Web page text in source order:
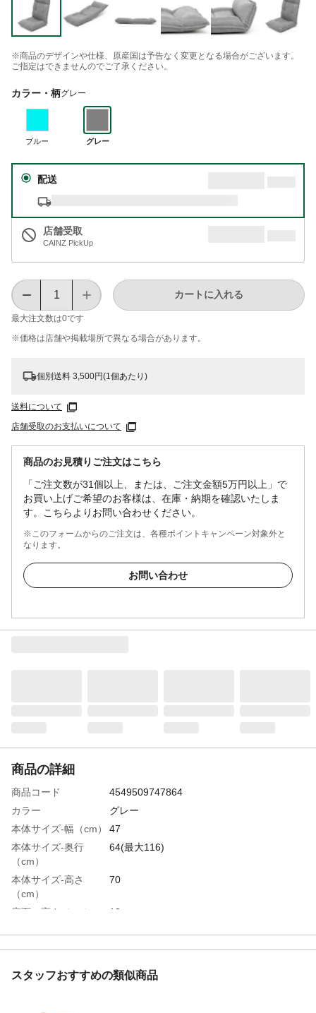
※商品のデザインや仕様、原産国は予告なく変更となる場合がございます。
ご指定はできませんのでご了承ください。
カラー・柄グレー
ブルー グレー
配送
店舗受取
CAINZ PickUp
最大注文数は0です
カートに入れる
※価格は​店舗や​掲載場所で​異なる​場合が​あります。
個別送料 3,500円(1個あたり)
送料について
店舗受取のお支払いについて
商品のお見積りご注文はこちら
「ご注文数が31個以上、または、ご注文金額5万円以上」で
お買い上げご希望のお客様は、在庫・納期を確認いたしま
す。こちらよりお問い合わせください。
※このフォームからのご注文は、各種ポイントキャンペーン対象外と
なります。
お問い合わせ
商品の詳細
商品コード
4549509747864
カラー
グレー
本体サイズ-幅（cm）
47
本体サイズ-奥行
（cm）
64(最大116)
本体サイズ-高さ
（cm）
70
座面の高さ（cm）
13
重量（kg）
5.4
構造部分/スチール
スタッフおすすめの類似商品